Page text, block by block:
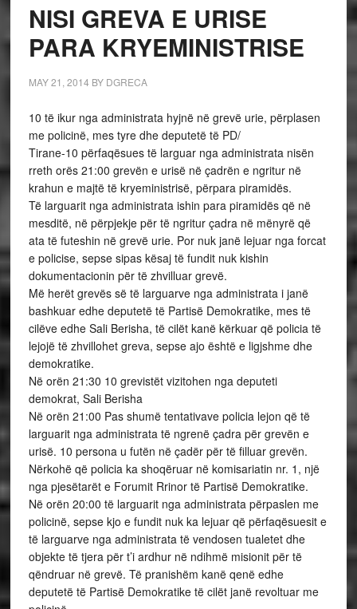
NISI GREVA E URISE
PARA KRYEMINISTRISE
MAY 21, 2014 BY DGRECA
10 të ikur nga administrata hyjnë në grevë urie, përplasen
me policinë, mes tyre dhe deputetë të PD/
Tirane-10 përfaqësues të larguar nga administrata nisën
rreth orës 21:00 grevën e urisë në çadrën e ngritur në
krahun e majtë të kryeministrisë, përpara piramidës.
Të larguarit nga administrata ishin para piramidës që në
mesditë, në përpjekje për të ngritur çadra në mënyrë që
ata të futeshin në grevë urie. Por nuk janë lejuar nga forcat
e policise, sepse sipas kësaj të fundit nuk kishin
dokumentacionin për të zhvilluar grevë.
Më herët grevës së të larguarve nga administrata i janë
bashkuar edhe deputetë të Partisë Demokratike, mes të
cilëve edhe Sali Berisha, të cilët kanë kërkuar që policia të
lejojë të zhvillohet greva, sepse ajo është e ligjshme dhe
demokratike.
Në orën 21:30 10 grevistët vizitohen nga deputeti
demokrat, Sali Berisha
Në orën 21:00 Pas shumë tentativave policia lejon që të
larguarit nga administrata të ngrenë çadra për grevën e
urisë. 10 persona u futën në çadër për të filluar grevën.
Nërkohë që policia ka shoqëruar në komisariatin nr. 1, një
nga pjesëtarët e Forumit Rrinor të Partisë Demokratike.
Në orën 20:00 të larguarit nga administrata përpaslen me
policinë, sepse kjo e fundit nuk ka lejuar që përfaqësuesit e
të larguarve nga administrata të vendosen tualetet dhe
objekte të tjera për t’i ardhur në ndihmë misionit për të
qëndruar në grevë. Të pranishëm kanë qenë edhe
deputetë të Partisë Demokratike të cilët janë revoltuar me